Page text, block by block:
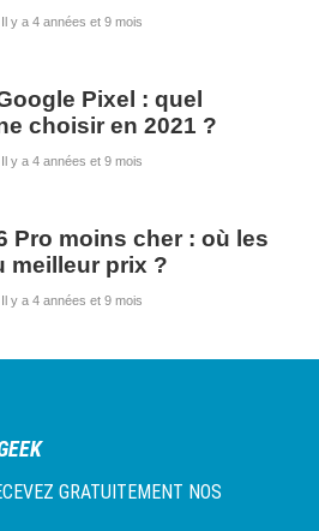
Il y a 4 années et 9 mois
Pixel : quel
choisir en 2021 ?
Il y a 4 années et 9 mois
Pro moins cher : où les
meilleur prix ?
Il y a 4 années et 9 mois
GRATUITEMENT NOS